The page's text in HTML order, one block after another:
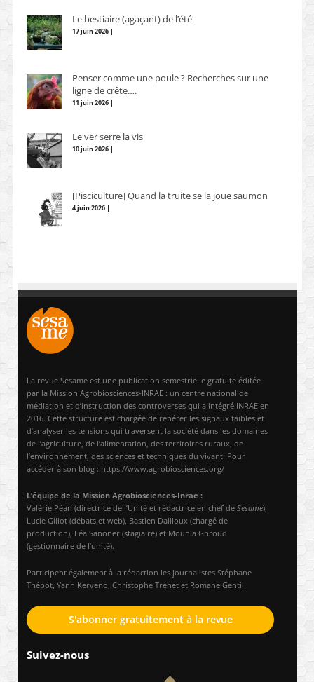
Le bestiaire (agaçant) de l’été
17 juin 2026 |
Penser comme une poule ? Recherches sur une
ligne de crête….
11 juin 2026 |
Le ver serre la vis
10 juin 2026 |
[Pisciculture] Quand la truite se la joue saumon
4 juin 2026 |
La revue Sesame est une publication semestrielle gratuite éditée
par la Mission Agrobiosciences-INRAE : un centre national de
médiation et d’instruction des controverses qui a intégré INRAE en
2016. Cette structure est chargée de repérer les signaux faibles et
d’analyser les tensions qui traversent la société dans les domaines
de l’agriculture, de l’alimentation, des territoires ruraux, de
l’environnement, des sciences et techniques du vivant. Pour
accéder à son blog : https://www.agrobiosciences.org/
L’équipe de la Mission Agrobiosciences-Inrae :
Valérie Péan (directrice de l’Unité et rédactrice en chef de Sesame),
Lucie Gillot (débats et web), Bastien Dailloux (chargé de
production), Léa Sanoner (stagiaire) et Mounia Ghroud
(gestionnaire de l’unité).
Participent également à la rédaction les journalistes Stéphane
Thépot, Yann Kerveno, Christophe Tréhet et Romane Gentil.
S'abonner gratuitement à la revue
Suivez-nous